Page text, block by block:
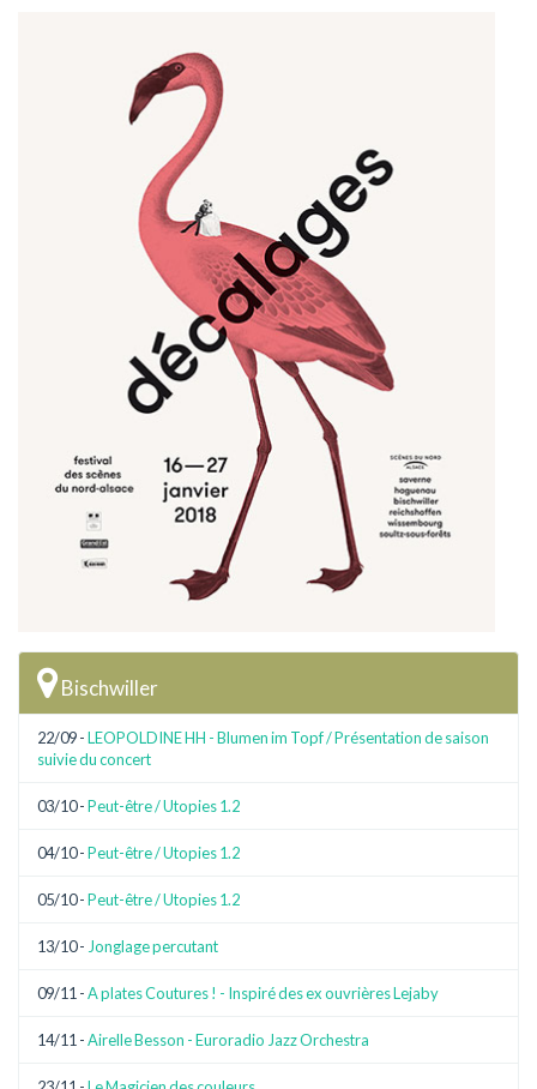
Bischwiller
22/09 -LEOPOLDINE HH - Blumen im Topf / Présentation de saison
suivie du concert
03/10 -Peut-être / Utopies 1.2
04/10 -Peut-être / Utopies 1.2
05/10 -Peut-être / Utopies 1.2
13/10 - Jonglage percutant
09/11 -A plates Coutures ! - Inspiré des ex ouvrières Lejaby
14/11 -Airelle Besson - Euroradio Jazz Orchestra